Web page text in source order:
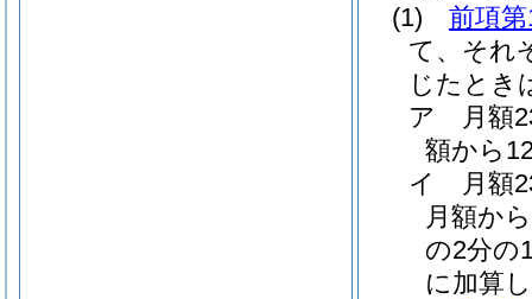
(1)
前項
て、それ
じたとき
ア
月額
額から
イ
月額
月額か
の2分の
に加算